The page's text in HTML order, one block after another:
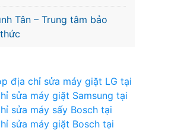
Tân – Trung tâm bảo
địa chỉ sửa máy giặt LG tại
sửa máy giặt Samsung tại
sửa máy sấy Bosch tại
sửa máy giặt Bosch tại